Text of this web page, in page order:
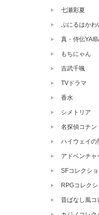
七瀬彩夏
ぷにるはかわ
真・侍伝
もちにゃん
吉武千颯
TVドラマ
香水
シメトリア
名探偵コナン
ハイウェイの
アドベンチャ
SFコレクシ
RPGコレク
昔ばなし風コ